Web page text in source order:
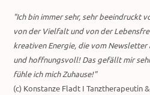
"Ich bin immer sehr, sehr beeindruckt
von der Vielfalt und von der
kreativen Energie, die vom
und hoffnungsvoll! Das gefällt mir
fühle ich mich Zuhause!"
(c) Konstanze Fladt I Tanztherapeutin